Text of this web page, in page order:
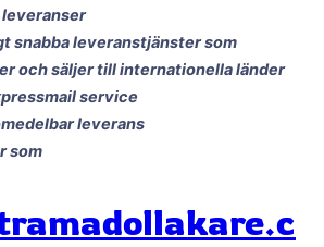
leveranser
snabba leveranstjänster som
och säljer till internationella länder
service
leverans
som